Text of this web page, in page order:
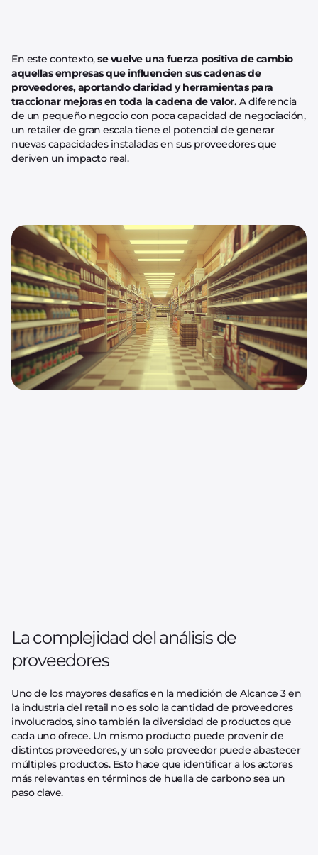
En este contexto,se vuelve una fuerza positiva de cambio
aquellas empresas que influencien sus cadenas de
proveedores, aportando claridad y herramientas para
traccionar mejoras en toda la cadena de valor.A diferencia
de un pequeño negocio con poca capacidad de negociación,
un retailer de gran escala tiene el potencial de generar
nuevas capacidades instaladas en sus proveedores que
deriven un impacto real.
La complejidad del análisis de
proveedores
Uno de los mayores desafíos en la medición de Alcance 3 en
la industria del retail no es solo la cantidad de proveedores
involucrados, sino también la diversidad de productos que
cada uno ofrece. Un mismo producto puede provenir de
distintos proveedores, y un solo proveedor puede abastecer
múltiples productos. Esto hace que identificar a los actores
más relevantes en términos de huella de carbono sea un
paso clave.